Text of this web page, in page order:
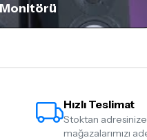
Hızlı Teslimat
Stoktan
mağazalarımızı